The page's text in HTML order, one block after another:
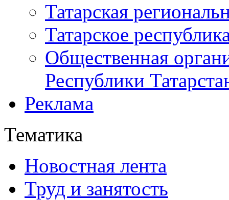
Татарская
Татарское
Общественная
Республики
Реклама
Тематика
Новостная лента
Труд и занятость